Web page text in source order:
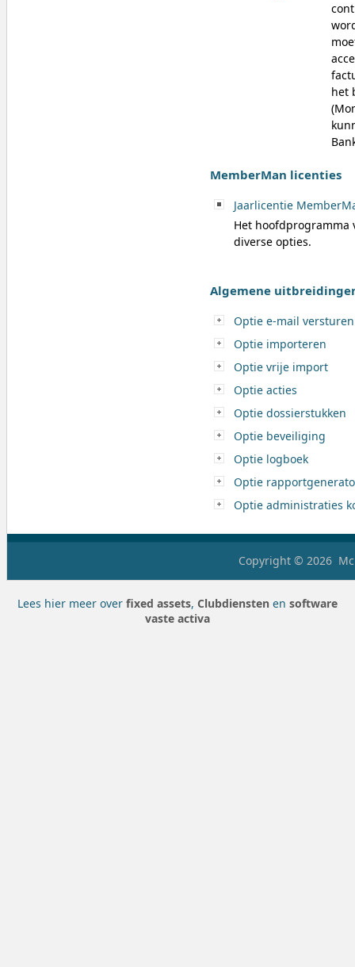
het
MemberMan licenties
Jaarlicentie
Het
diverse opties.
Algemene
Optie e-mail versturen
Optie importeren
Optie vrije import
Optie acties
Optie dossierstukken
Optie beveiliging
Optie logboek
Optie
Optie administraties
Copyright © 2026
Lees hier meer over fixed assets, Clubdiensten en software
vaste activa